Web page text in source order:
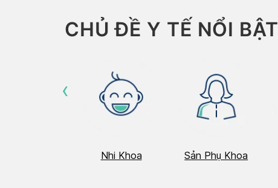
CHỦ ĐỀ Y TẾ NỔI BẬT
Nhi Khoa Sản Phụ Khoa
‹